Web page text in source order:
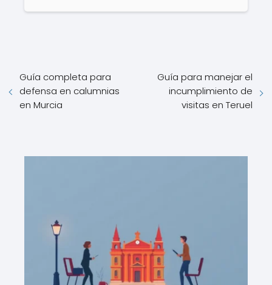
Guía completa para
defensa en calumnias
en Murcia
Guía para manejar el
incumplimiento de
visitas en Teruel